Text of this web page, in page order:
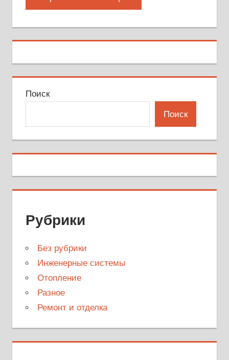
Поиск
Поиск
Рубрики
Без рубрики
Инженерные системы
Отопление
Разное
Ремонт и отделка